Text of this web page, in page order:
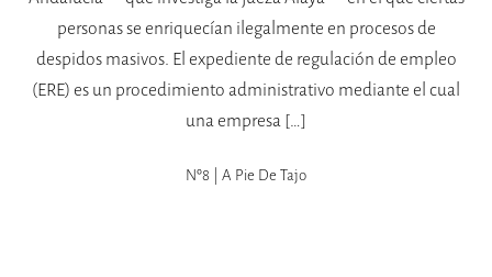
personas se enriquecían ilegalmente en procesos de
despidos masivos. El expediente de regulación de empleo
(ERE) es un procedimiento administrativo mediante el cual
una empresa […]
Nº8 | A Pie De Tajo